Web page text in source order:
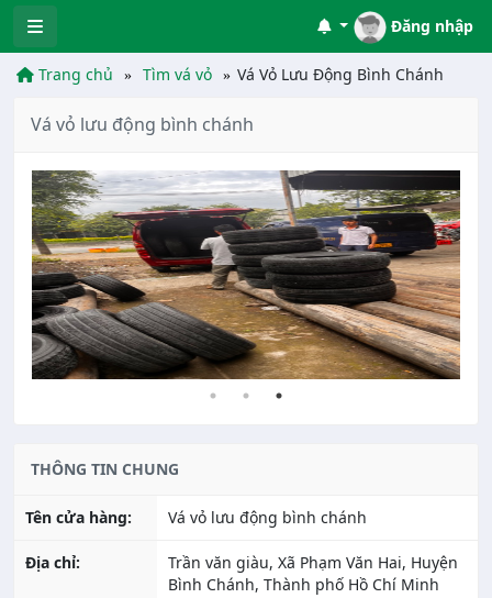
Đăng nhập
Trang chủ Tìm vá vỏ Vá Vỏ Lưu Động Bình Chánh
Vá vỏ lưu động bình chánh
THÔNG TIN CHUNG
Tên cửa hàng: Vá vỏ lưu động bình chánh
Địa chỉ:
Trần văn giàu, Xã Phạm Văn Hai, Huyện
Bình Chánh, Thành phố Hồ Chí Minh